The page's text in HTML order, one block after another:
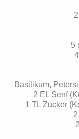
5
Basilikum,
2 EL Senf
1 TL Zucker